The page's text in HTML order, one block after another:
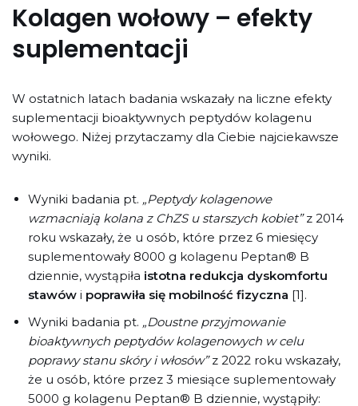
Kolagen wołowy – efekty
suplementacji
W ostatnich latach badania wskazały na liczne efekty
suplementacji bioaktywnych peptydów kolagenu
wołowego. Niżej przytaczamy dla Ciebie najciekawsze
wyniki.
Wyniki badania pt. „Peptydy kolagenowe
wzmacniają kolana z ChZS u starszych kobiet”z 2014
roku wskazały, że u osób, które przez 6 miesięcy
suplementowały 8000 g kolagenu Peptan® B
dziennie, wystąpiła istotna redukcja dyskomfortu
stawów i poprawiła się mobilność fizyczna [1].
Wyniki badania pt. „Doustne przyjmowanie
bioaktywnych peptydów kolagenowych w celu
poprawy stanu skóry i włosów”z 2022 roku wskazały,
że u osób, które przez 3 miesiące suplementowały
5000 g kolagenu Peptan® B dziennie, wystąpiły: